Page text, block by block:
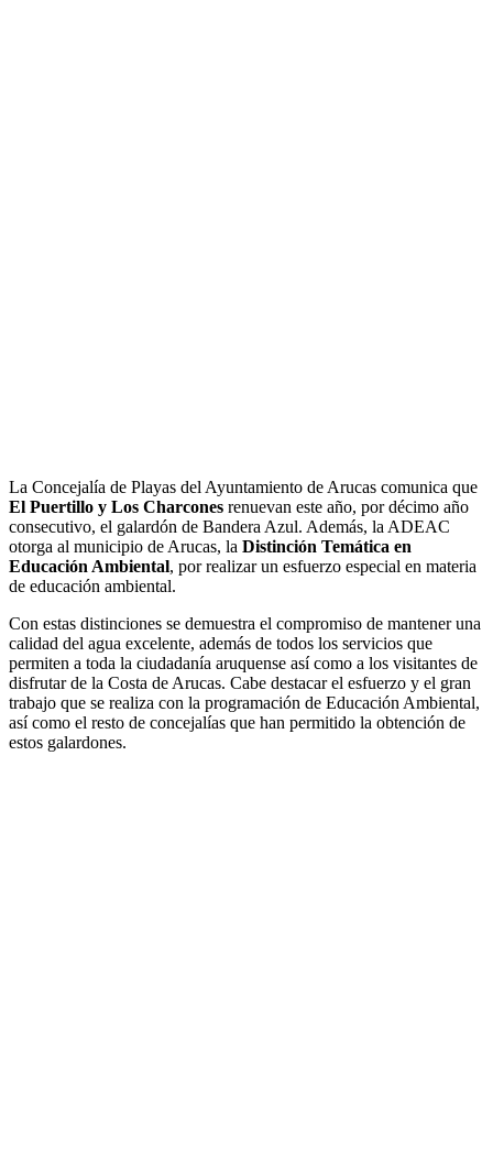
La Concejalía de Playas del Ayuntamiento de Arucas comunica que
El Puertillo y Los Charcones renuevan este año, por décimo año
consecutivo, el galardón de Bandera Azul. Además, la ADEAC
otorga al municipio de Arucas, la Distinción Temática en
Educación Ambiental, por realizar un esfuerzo especial en materia
de educación ambiental.
Con estas distinciones se demuestra el compromiso de mantener una
calidad del agua excelente, además de todos los servicios que
permiten a toda la ciudadanía aruquense así como a los visitantes de
disfrutar de la Costa de Arucas. Cabe destacar el esfuerzo y el gran
trabajo que se realiza con la programación de Educación Ambiental,
así como el resto de concejalías que han permitido la obtención de
estos galardones.